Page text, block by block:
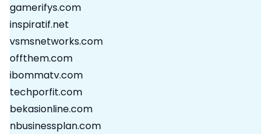
gamerifys.com
inspiratif.net
vsmsnetworks.com
offthem.com
ibommatv.com
techporfit.com
bekasionline.com
nbusinessplan.com